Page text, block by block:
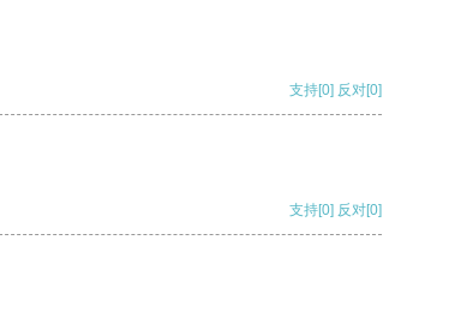
支持[0] 反对[0]
支持[0] 反对[0]